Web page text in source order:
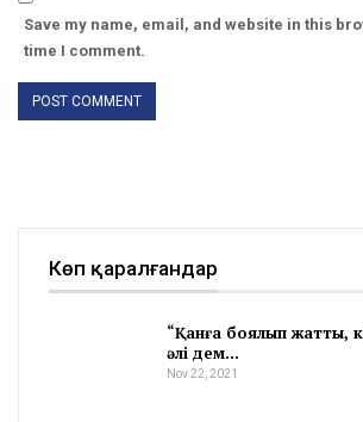
Save my name, email, and website in this
time I comment.
Көп қаралғандар
“Қанға боялып жатты,
әлі дем…
Nov 22, 2021